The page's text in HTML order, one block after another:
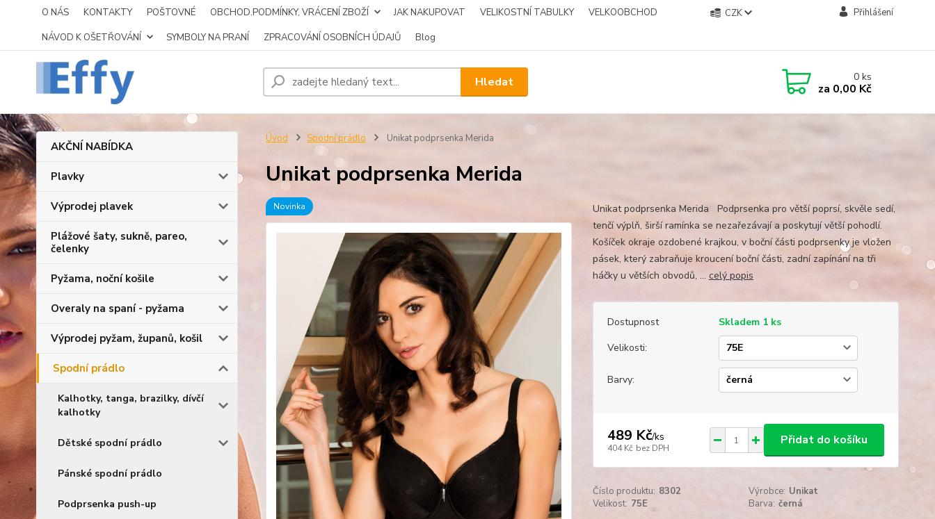
O NÁS KONTAKTY POŠTOVNÉ OBCHOD.PODMÍNKY, VRÁCENÍ ZBOŽÍ JAK NAKUPOVAT VELIKOSTNÍ TABULKY
VELKOOBCHOD
NÁVOD K OŠETŘOVÁNÍ
SYMBOLY NA PRANÍ ZPRACOVÁNÍ OSOBNÍCH ÚDAJŮ Blog
CZK Přihlášení
Hledat 0ks
za 0,00 Kč
AKČNÍ NABÍDKA
Plavky
Výprodej plavek
Plážové šaty, sukně, pareo,
čelenky
Pyžama, noční košile
Overaly na spaní - pyžama
Výprodej pyžam, županů, košil
Spodní prádlo
Kalhotky, tanga, brazilky, dívčí
kalhotky
Dětské spodní prádlo
Pánské spodní prádlo
Podprsenka push-up
Úvod Spodní prádlo Unikat podprsenka Merida
Unikat podprsenka Merida
Novinka
Unikat podprsenka Merida Podprsenka pro větší poprsí, skvěle sedí,
tenčí výplň, širší ramínka se nezařezávají a poskytují větší pohodlí.
Košíček okraje ozdobené krajkou, v boční části podprsenky je vložen
pásek, který zabraňuje kroucení boční části, zadní zapínání na tři
háčky u větších obvodů, ... celý popis
Dostupnost
Skladem 1 ks
Velikosti:
Barvy:
489 Kč/ks
404 Kč bez DPH
Přidat do košíku
Číslo produktu: 8302 Výrobce: Unikat
Velikost: 75E Barva: černá